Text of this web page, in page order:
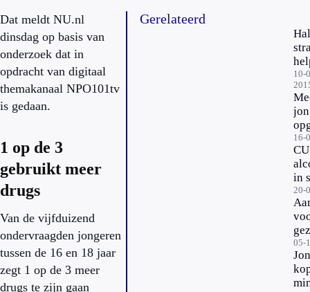
Dat meldt NU.nl
dinsdag op basis van
onderzoek dat in
opdracht van digitaal
themakanaal NPO101tv
is gedaan.
1 op de 3
gebruikt meer
drugs
Van de vijfduizend
ondervraagden jongeren
tussen de 16 en 18 jaar
zegt 1 op de 3 meer
drugs te zijn gaan
Gerelateerd
van
af
10-
na
16-
in
20-
op
05-